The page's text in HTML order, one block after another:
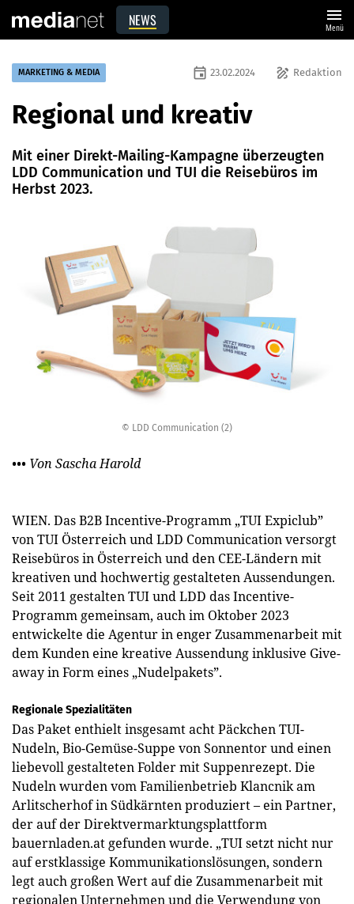
NEWS menu
Menü
© LDD Communication (2)
MARKETING & MEDIA draw Redaktion
event 23.02.2024
Regional und kreativ
Mit einer Direkt-Mailing-Kampagne überzeugten
LDD Communication und TUI die Reisebüros im
Herbst 2023.
••• Von Sascha Harold
WIEN. Das B2B Incentive-Programm „TUI Expiclub”
von TUI Österreich und LDD Communication versorgt
Reisebüros in Österreich und den CEE-Ländern mit
kreativen und hochwertig gestalteten Aussendungen.
Seit 2011 gestalten TUI und LDD das Incentive-
Programm gemeinsam, auch im Oktober 2023
entwickelte die Agentur in enger Zusammenarbeit mit
dem Kunden eine kreative Aussendung inklusive Give-
away in Form eines „Nudelpakets”.
Regionale Spezialitäten
Das Paket enthielt insgesamt acht Päckchen TUI-
Nudeln, Bio-Gemüse-Suppe von Sonnentor und einen
liebevoll gestalteten Folder mit Suppenrezept. Die
Nudeln wurden vom Familienbetrieb Klancnik am
Arlitscherhof in Südkärnten produziert – ein Partner,
der auf der Direktvermarktungsplattform
bauernladen.at gefunden wurde. „TUI setzt nicht nur
auf erstklassige Kommunikationslösungen, sondern
legt auch großen Wert auf die Zusammenarbeit mit
regionalen Unternehmen und die Verwendung von